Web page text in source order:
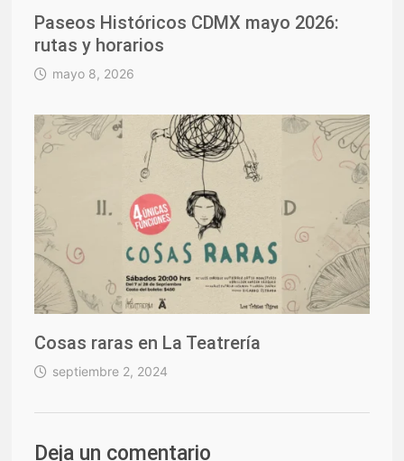
Paseos Históricos CDMX mayo 2026:
rutas y horarios
mayo 8, 2026
Cosas raras en La Teatrería
septiembre 2, 2024
Deja un comentario